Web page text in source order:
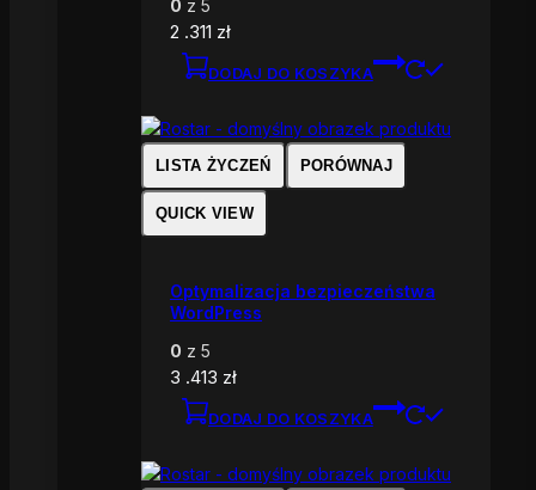
0 z 5
2 .311 zł
DODAJ DO KOSZYKA
LISTA ŻYCZEŃ PORÓWNAJ
QUICK VIEW
Optymalizacja bezpieczeństwa
WordPress
0 z 5
3 .413 zł
DODAJ DO KOSZYKA